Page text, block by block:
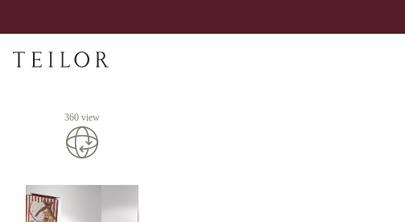
360 view